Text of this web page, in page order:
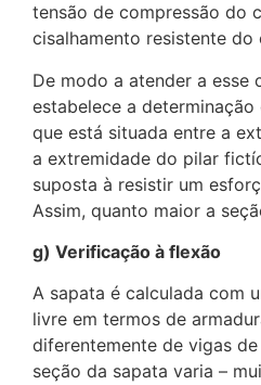
tensão de compressão do
cisalhamento resistente do
De modo a atender a esse
estabelece a
que está situada entre a
a extremidade do pilar
suposta à resistir um
Assim, quanto maior a
g) Verificação à flexão
A sapata é calculada com
livre em termos de
diferentemente de vigas
seção da sapata varia –